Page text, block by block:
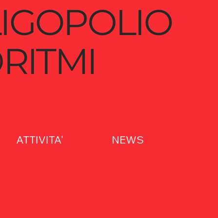
ATTIVITA' NEWS